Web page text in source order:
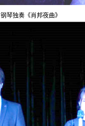
钢琴独奏《肖邦夜曲》